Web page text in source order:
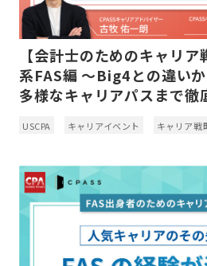
【会計士のためのキャリ
系FAS編 ～Big4との違いか
多様なキャリアパスまで徹
USCPA キャリアイベント キャリア戦